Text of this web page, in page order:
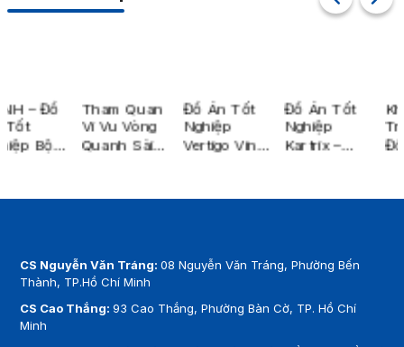
Tham Quan
Vi Vu Vòng
Quanh Sài
Tầng
Đồ Án Tốt
Nghiệp
Vertigo Vinyl
Hub
Đồ Án Tốt
Nghiệp
Kartrix –
Hiệu Đua Xe
Khai Mạc
Triển Lãm
Đồ Án Tốt
(Ngành
Thuật Số)
CS Nguyễn Văn Tráng:08 Nguyễn Văn Tráng, Phường Bến
Thành, TP.Hồ Chí Minh
CS Cao Thắng:93 Cao Thắng, Phường Bàn Cờ, TP. Hồ Chí
Minh